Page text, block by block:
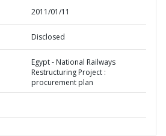
2011/01/11
Disclosed
Egypt - National Railways
Restructuring Project :
procurement plan